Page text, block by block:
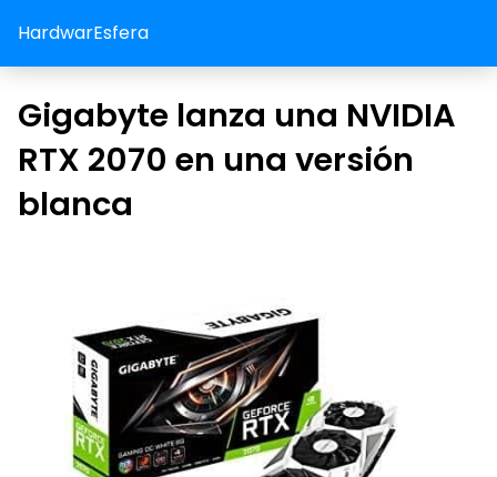
HardwarEsfera
Gigabyte lanza una NVIDIA
RTX 2070 en una versión
blanca